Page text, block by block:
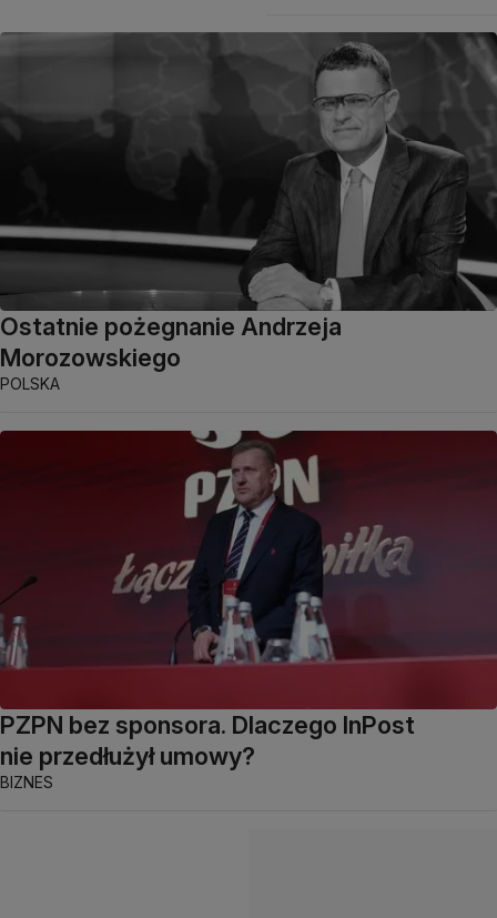
Ostatnie pożegnanie Andrzeja
Morozowskiego
POLSKA
PZPN bez sponsora. Dlaczego InPost
nie przedłużył umowy?
BIZNES